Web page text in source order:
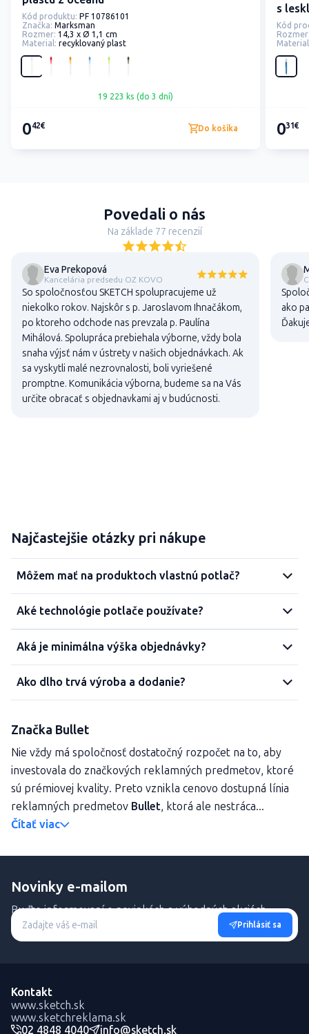
Kód produktu: PF 10786101
Značka: Marksman
Rozmer: 14,3 x Ø 1,1 cm
Material: recyklovaný plast
19 223 ks (do 3 dní)
042€ Do košíka
s
Kód
031€
Povedali o nás
Na základe 77 recenzií
Eva Prekopová
Kancelária predsedu OZ KOVO
So spoločnosťou SKETCH spolupracujeme už
niekolko rokov. Najskôr s p. Jaroslavom Ihnačákom,
po ktoreho odchode nas prevzala p. Paulína
Mihálová. Spolupráca prebiehala výborne, vždy bola
snaha výjsť nám v ústrety v našich objednávkach. Ak
sa vyskytli malé nezrovnalosti, boli vyriešené
promptne. Komunikácia výborna, budeme sa na Vás
určite obracať s objednavkami aj v budúcnosti.
ako
Najčastejšie otázky pri nákupe
Môžem mať na produktoch vlastnú potlač?
Aké technológie potlače používate?
Aká je minimálna výška objednávky?
Ako dlho trvá výroba a dodanie?
Značka Bullet
Nie vždy má spoločnosť dostatočný rozpočet na to, aby
investovala do značkových reklamných predmetov, ktoré
sú prémiovej kvality. Preto vznikla cenovo dostupná línia
reklamných predmetov Bullet, ktorá ale nestráca...
Čítať viac
Novinky e-mailom
Buďte informovaní o novinkách a výhodných akciách.
Prihlásiť sa
Kontakt
www.sketch.sk
www.sketchreklama.sk
02 4848 4040
info@sketch.sk